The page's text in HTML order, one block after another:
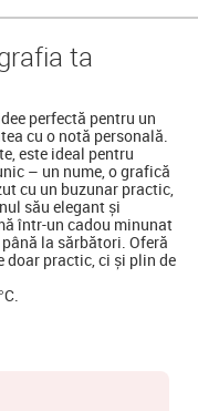
ta
perfectă pentru un
cu o notă personală.
este ideal pentru
– un nume, o grafică
cu un buzunar practic,
său elegant și
într-un cadou minunat
la sărbători. Oferă
doar practic, ci și plin de